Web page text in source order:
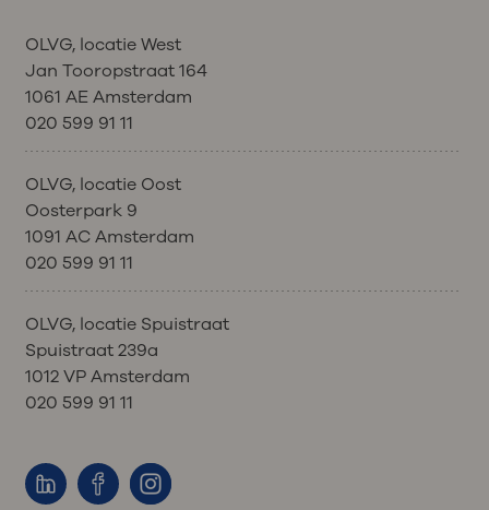
OLVG, locatie West
Jan Tooropstraat 164
1061 AE Amsterdam
020 599 91 11
OLVG, locatie Oost
Oosterpark 9
1091 AC Amsterdam
020 599 91 11
OLVG, locatie Spuistraat
Spuistraat 239a
1012 VP Amsterdam
020 599 91 11